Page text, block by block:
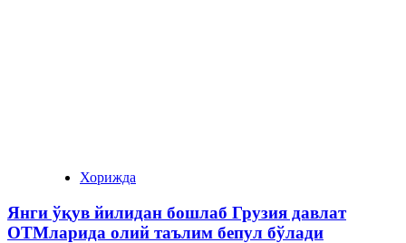
Хорижда
Янги ўқув йилидан бошлаб Грузия давлат
ОТМларида олий таълим бепул бўлади